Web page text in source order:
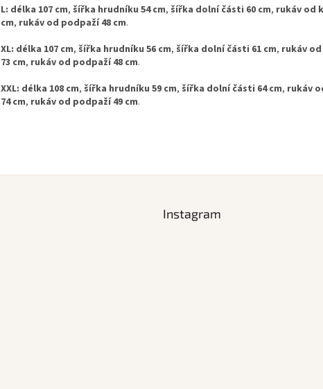
L: délka 107 cm, šířka hrudníku 54 cm, šířka dolní části 60 cm, rukáv od
cm, rukáv od podpaží 48 cm.
XL: délka 107 cm, šířka hrudníku 56 cm, šířka dolní části 61 cm, rukáv
73 cm, rukáv od podpaží 48 cm.
XXL: délka 108 cm, šířka hrudníku 59 cm, šířka dolní části 64 cm, rukáv
74 cm, rukáv od podpaží 49 cm.
Instagram